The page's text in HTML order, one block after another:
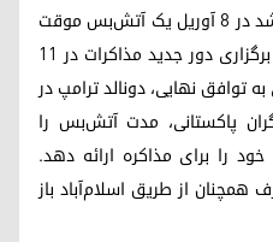
فوریه‌ی ۲۰۲۶، پاکستان موفق شد در ۸ آوریل یک آتش‌بس موقت
میان طرفین برقرار کند. با وجود برگزاری دور جدید مذاکرات در ۱۱
توافق نهایی، دونالد ترامپ در
پاکستانی، مدت آتش‌بس را
را برای مذاکره ارائه دهد.
همچنان از طریق اسلام‌آباد باز